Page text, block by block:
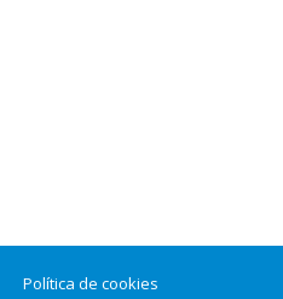
Política de cookies